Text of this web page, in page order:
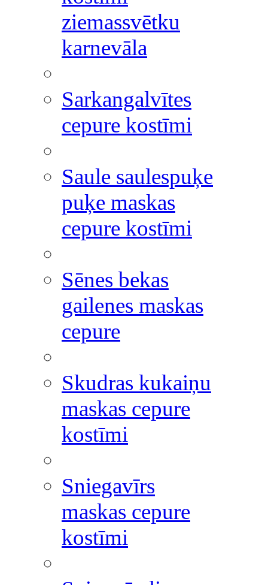
ziemassvētku
karnevāla
Sarkangalvītes
cepure kostīmi
Saule saulespuķe
puķe maskas
cepure kostīmi
Sēnes bekas
gailenes maskas
cepure
Skudras kukaiņu
maskas cepure
kostīmi
Sniegavīrs
maskas cepure
kostīmi